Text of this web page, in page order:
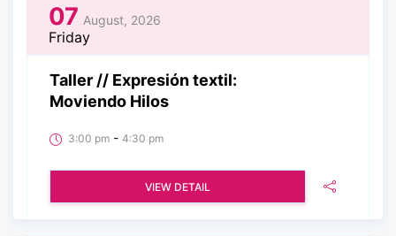
07 August, 2026
Friday
Taller // Expresión textil:
Moviendo Hilos
3:00 pm - 4:30 pm
VIEW DETAIL